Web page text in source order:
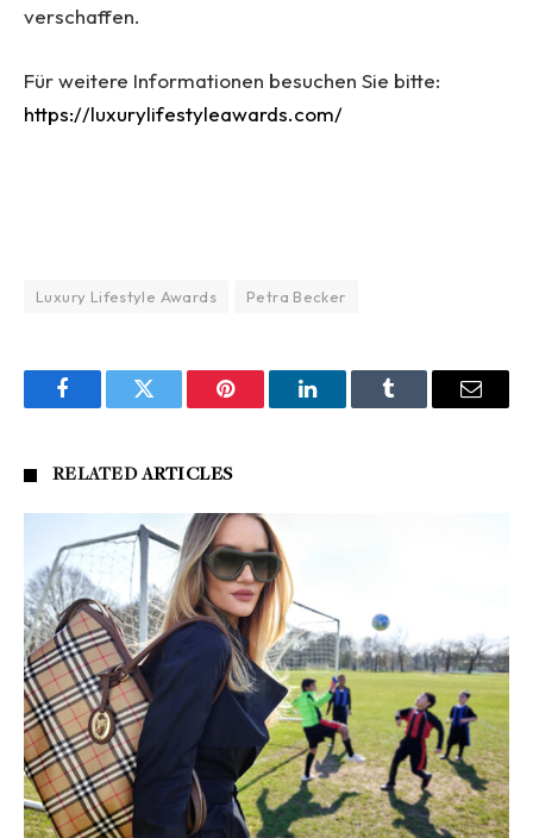
verschaffen.
Für weitere Informationen besuchen Sie bitte:
https://luxurylifestyleawards.com/
Luxury Lifestyle Awards Petra Becker
FacebookTwitter Pinterest LinkedInTumblr Email
RELATEDARTICLES